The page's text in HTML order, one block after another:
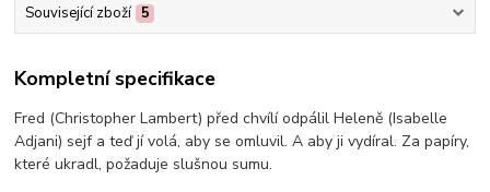
Související zboží 5
Kompletní specifikace
Fred (Christopher Lambert) před chvílí odpálil Heleně (Isabelle
Adjani) sejf a teď jí volá, aby se omluvil. A aby ji vydíral. Za papíry,
které ukradl, požaduje slušnou sumu.